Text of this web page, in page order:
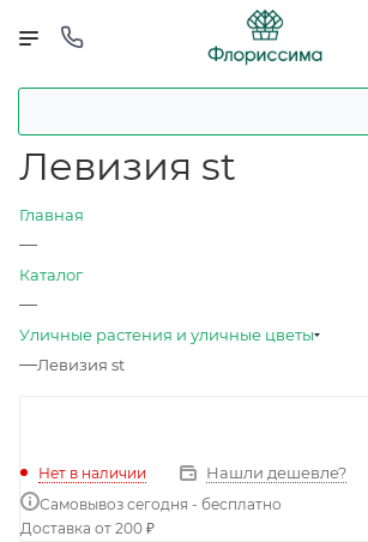
Левизия st
Главная
—
Каталог
—
Уличные растения и уличные цветы
—Левизия st
Нет в наличии Нашли дешевле?
Самовывоз сегодня - бесплатно
Доставка от 200 ₽